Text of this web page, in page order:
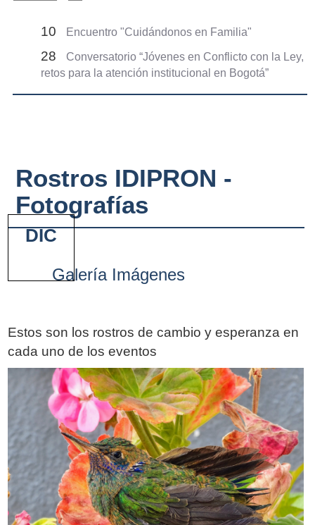
10 Encuentro "Cuidándonos en Familia"
28
Conversatorio “Jóvenes en Conflicto con la Ley,
retos para la atención institucional en Bogotá”
Rostros IDIPRON -
Fotografías
Galería Imágenes
Estos son los rostros de cambio y esperanza en
cada uno de los eventos
DIC